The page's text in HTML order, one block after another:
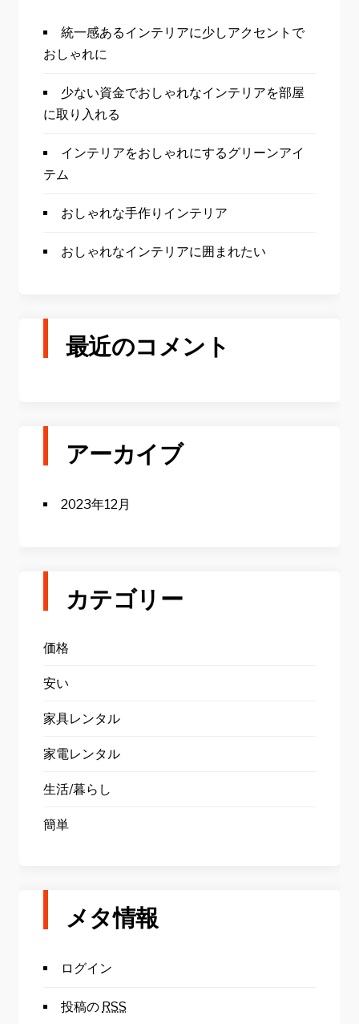
統一感あるインテリアに少しアクセントで
おしゃれに
少ない資金でおしゃれなインテリアを部屋
に取り入れる
インテリアをおしゃれにするグリーンアイ
テム
おしゃれな手作りインテリア
おしゃれなインテリアに囲まれたい
最近のコメント
アーカイブ
2023年12月
カテゴリー
価格
安い
家具レンタル
家電レンタル
生活/暮らし
簡単
メタ情報
ログイン
投稿の RSS